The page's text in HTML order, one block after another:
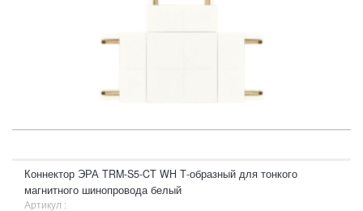
Коннектор ЭРА TRM-S5-CT WH Т-образный для тонкого
магнитного шинопровода белый
Артикул :